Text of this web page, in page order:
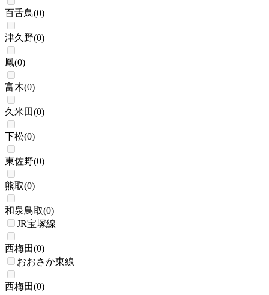
百舌鳥(0)
津久野(0)
鳳(0)
富木(0)
久米田(0)
下松(0)
東佐野(0)
熊取(0)
和泉鳥取(0)
JR宝塚線
西梅田(0)
おおさか東線
西梅田(0)